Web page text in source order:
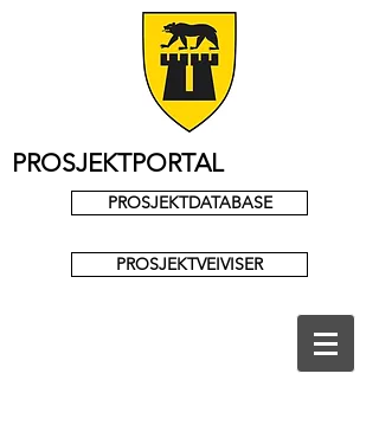
PROSJEKTPORTAL
PROSJEKTDATABASE
PROSJEKTVEIVISER